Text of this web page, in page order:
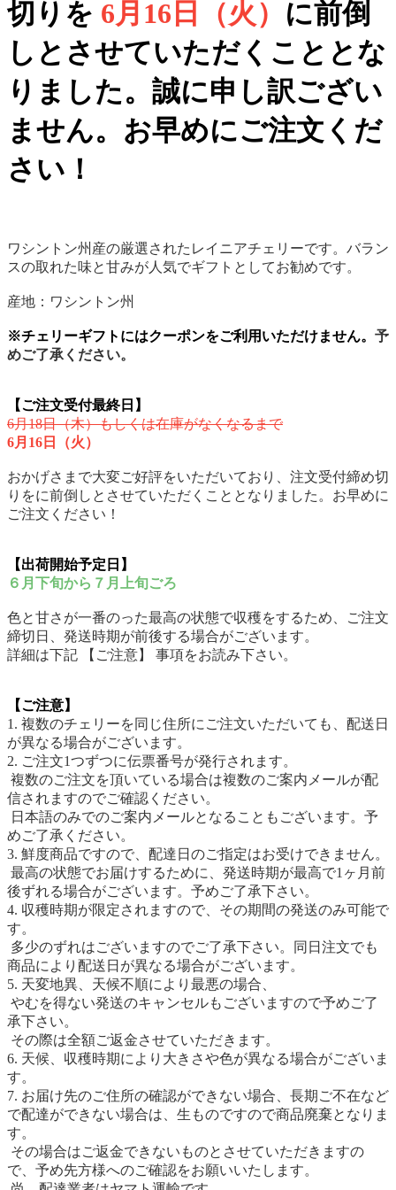
切りを 6月16日（火） に前倒
しとさせていただくこととな
りました。誠に申し訳ござい
ません。お早めにご注文くだ
さい！
ワシントン州産の厳選されたレイニアチェリーです。バラン
スの取れた味と甘みが人気でギフトとしてお勧めです。
産地：ワシントン州
※チェリーギフトにはクーポンをご利用いただけません。 予
めご了承ください。
【ご注文受付最終日】
6月18日（木）もしくは在庫がなくなるまで
6月16日（火）
おかげさまで大変ご好評をいただいており、注文受付締め切
りをに前倒しとさせていただくこととなりました。お早めに
ご注文ください！
【出荷開始予定日】
６月下旬から７月上旬ごろ
色と甘さが一番のった最高の状態で収穫をするため、ご注文
締切日、発送時期が前後する場合がございます。
詳細は下記 【ご注意】 事項をお読み下さい。
【ご注意】
1. 複数のチェリーを同じ住所にご注文いただいても、配送日
が異なる場合がございます。
2. ご注文1つずつに伝票番号が発行されます。
複数のご注文を頂いている場合は複数のご案内メールが配
信されますのでご確認ください。
日本語のみでのご案内メールとなることもございます。予
めご了承ください。
3. 鮮度商品ですので、配達日のご指定はお受けできません。
最高の状態でお届けするために、発送時期が最高で1ヶ月前
後ずれる場合がございます。予めご了承下さい。
4. 収穫時期が限定されますので、その期間の発送のみ可能で
す。
多少のずれはございますのでご了承下さい。同日注文でも
商品により配送日が異なる場合がございます。
5. 天変地異、天候不順により最悪の場合、
やむを得ない発送のキャンセルもございますので予めご了
承下さい。
その際は全額ご返金させていただきます。
6. 天候、収穫時期により大きさや色が異なる場合がございま
す。
7. お届け先のご住所の確認ができない場合、長期ご不在など
で配達ができない場合は、生ものですので商品廃棄となりま
す。
その場合はご返金できないものとさせていただきますの
で、予め先方様へのご確認をお願いいたします。